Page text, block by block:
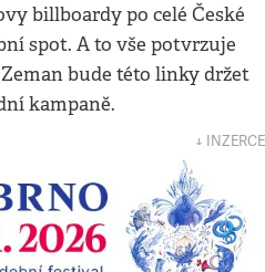
billboardy po celé České
spot. A to vše potvrzuje
bude této linky držet
kampaně.
↓ INZERCE